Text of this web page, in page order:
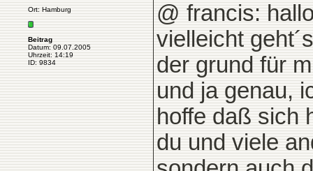
Ort: Hamburg
Beitrag
Datum: 09.07.2005
Uhrzeit: 14:19
ID: 9834
@ francis:
vielleicht
der grund für
und ja genau,
hoffe daß sich
du und viele